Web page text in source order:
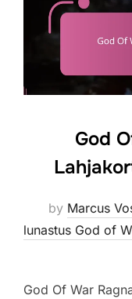
God
by Marcus
lunastus God of
God Of War